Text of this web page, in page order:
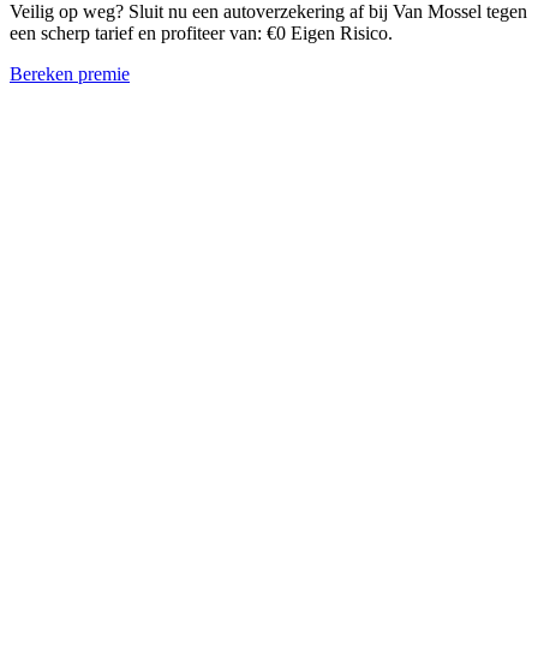
Veilig op weg? Sluit nu een autoverzekering af bij Van Mossel tegen
een scherp tarief en profiteer van: €0 Eigen Risico.
Bereken premie